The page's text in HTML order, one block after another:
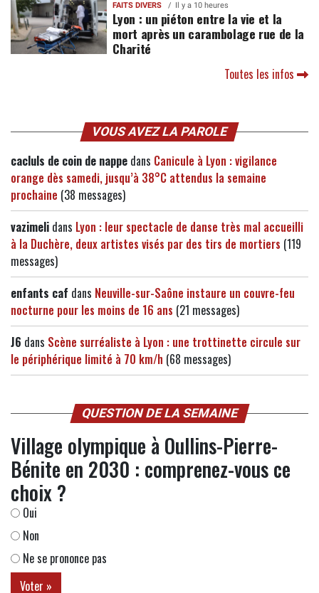
FAITS DIVERS Il y a 10 heures
Lyon : un piéton entre la vie et la
mort après un carambolage rue de la
Charité
Toutes les infos
VOUS AVEZ LA PAROLE
cacluls de coin de nappe dans Canicule à Lyon : vigilance
orange dès samedi, jusqu’à 38°C attendus la semaine
prochaine (38 messages)
vazimeli dans Lyon : leur spectacle de danse très mal accueilli
à la Duchère, deux artistes visés par des tirs de mortiers (119
messages)
enfants caf dans Neuville-sur-Saône instaure un couvre-feu
nocturne pour les moins de 16 ans (21 messages)
J6 dans Scène surréaliste à Lyon : une trottinette circule sur
le périphérique limité à 70 km/h (68 messages)
QUESTION DE LA SEMAINE
Village olympique à Oullins-Pierre-
Bénite en 2030 : comprenez-vous ce
choix ?
Oui
Non
Ne se prononce pas